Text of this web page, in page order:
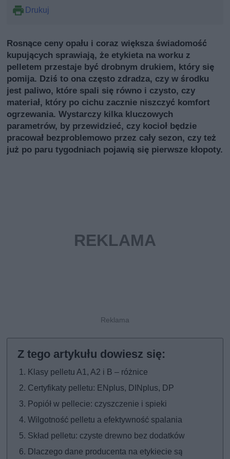
Drukuj
Rosnące ceny opału i coraz większa świadomość
kupujących sprawiają, że etykieta na worku z
pelletem przestaje być drobnym drukiem, który się
pomija. Dziś to ona często zdradza, czy w środku
jest paliwo, które spali się równo i czysto, czy
materiał, który po cichu zacznie niszczyć komfort
ogrzewania. Wystarczy kilka kluczowych
parametrów, by przewidzieć, czy kocioł będzie
pracował bezproblemowo przez cały sezon, czy też
już po paru tygodniach pojawią się pierwsze kłopoty.
Klasy pelletu A1, A2 i B – różnice
Certyfikaty pelletu: ENplus, DINplus, DP
Popiół w pellecie: czyszczenie i spieki
Wilgotność pelletu a efektywność spalania
Skład pelletu: czyste drewno bez dodatków
Dlaczego dane producenta na etykiecie są